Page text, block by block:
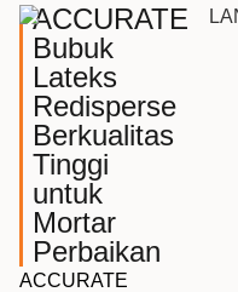
ACCURATE
Bubuk
Lateks
Redisperse
Berkualitas
Tinggi
untuk
Mortar
Perbaikan
ACCURATE